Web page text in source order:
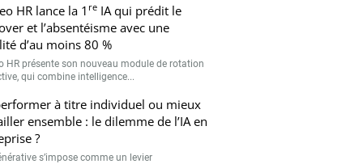
HR lance la 1 reIA qui prédit le
et l’absentéisme avec une
d’au moins 80 %
HR présente son nouveau module de rotation
qui combine intelligence...
à titre individuel ou mieux
ensemble : le dilemme de l’IA en
?
s’impose comme un levier